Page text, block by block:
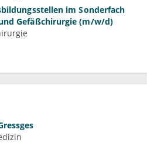
im Sonderfach
Gefäßchirurgie (m/w/d)